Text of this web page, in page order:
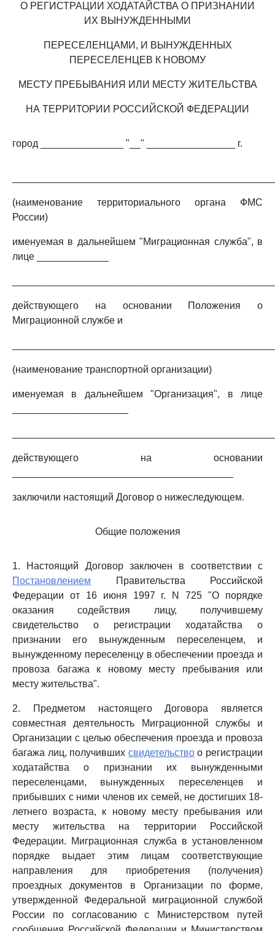
О РЕГИСТРАЦИИ ХОДАТАЙСТВА О ПРИЗНАНИИ
ИХ ВЫНУЖДЕННЫМИ
ПЕРЕСЕЛЕНЦАМИ, И ВЫНУЖДЕННЫХ
ПЕРЕСЕЛЕНЦЕВ К НОВОМУ
МЕСТУ ПРЕБЫВАНИЯ ИЛИ МЕСТУ ЖИТЕЛЬСТВА
НА ТЕРРИТОРИИ РОССИЙСКОЙ ФЕДЕРАЦИИ
город _______________ "__" ________________ г.
(наименование территориального органа ФМС
России)
именуемая в дальнейшем "Миграционная служба", в
лице _____________
действующего на основании Положения о
Миграционной службе и
(наименование транспортной организации)
именуемая в дальнейшем "Организация", в лице
действующего на основании
заключили настоящий Договор о нижеследующем.
Общие положения
1. Настоящий Договор заключен в соответствии с
Постановлением Правительства Российской
Федерации от 16 июня 1997 г. N 725 "О порядке
оказания содействия лицу, получившему
свидетельство о регистрации ходатайства о
признании его вынужденным переселенцем, и
вынужденному переселенцу в обеспечении проезда и
провоза багажа к новому месту пребывания или
месту жительства".
2. Предметом настоящего Договора является
совместная деятельность Миграционной службы и
Организации с целью обеспечения проезда и провоза
багажа лиц, получивших свидетельствоо регистрации
ходатайства о признании их вынужденными
переселенцами, вынужденных переселенцев и
прибывших с ними членов их семей, не достигших 18-
летнего возраста, к новому месту пребывания или
месту жительства на территории Российской
Федерации. Миграционная служба в установленном
порядке выдает этим лицам соответствующие
направления для приобретения (получения)
проездных документов в Организации по форме,
утвержденной Федеральной миграционной службой
России по согласованию с Министерством путей